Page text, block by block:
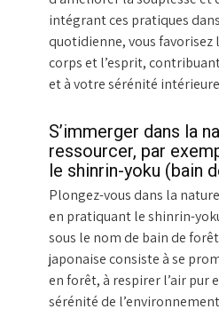
intégrant ces pratiques
quotidienne, vous favorisez
corps et l’esprit,
et à votre sérénité
S’immerger dans la
ressourcer, par
le shinrin-yoku (bain
Plongez-vous dans la
en pratiquant le shinrin-
sous le nom de bain de
japonaise consiste à se
en forêt, à respirer l’air pur
sérénité de